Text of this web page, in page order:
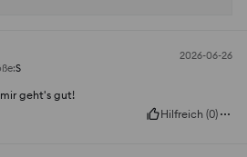
2026-06-26
:S
geht's gut!
Hilfreich (0)